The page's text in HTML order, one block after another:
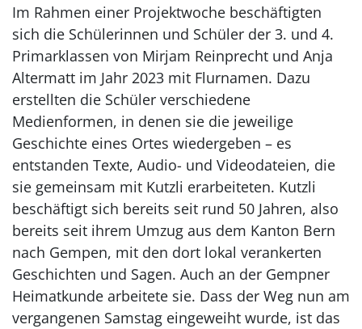
Im Rahmen einer Projektwoche beschäftigten
sich die Schülerinnen und Schüler der 3. und 4.
Primarklassen von Mirjam Reinprecht und Anja
Altermatt im Jahr 2023 mit Flurnamen. Dazu
erstellten die Schüler verschiedene
Medienformen, in denen sie die jeweilige
Geschichte eines Ortes wiedergeben – es
entstanden Texte, Audio- und Videodateien, die
sie gemeinsam mit Kutzli erarbeiteten. Kutzli
beschäftigt sich bereits seit rund 50 Jahren, also
bereits seit ihrem Umzug aus dem Kanton Bern
nach Gempen, mit den dort lokal verankerten
Geschichten und Sagen. Auch an der Gempner
Heimatkunde arbeitete sie. Dass der Weg nun am
vergangenen Samstag eingeweiht wurde, ist das